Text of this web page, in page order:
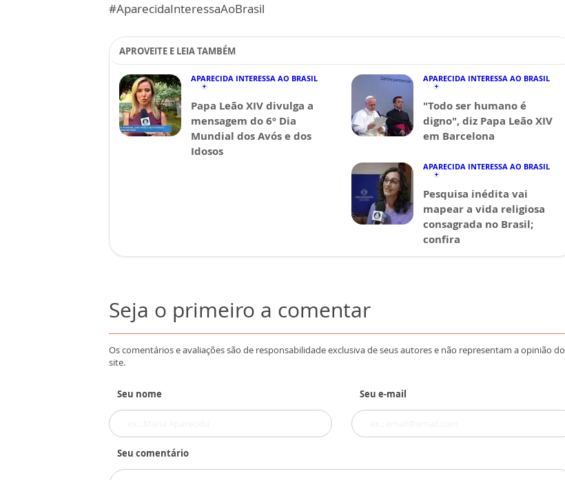
#AparecidaInteressaAoBrasil
APROVEITE E LEIA TAMBÉM
APARECIDA INTERESSA AO BRASIL
Papa Leão XIV divulga a
mensagem do 6º Dia
Mundial dos Avós e dos
Idosos
APARECIDA INTERESSA AO BRASIL
"Todo ser humano é
digno", diz Papa Leão XIV
em Barcelona
APARECIDA INTERESSA AO BRASIL
Pesquisa inédita vai
mapear a vida religiosa
consagrada no Brasil;
confira
Seja o primeiro a comentar
Os comentários e avaliações são de responsabilidade exclusiva de seus autores e não representam a opinião do
site.
Seu nome Seu e-mail
Seu comentário